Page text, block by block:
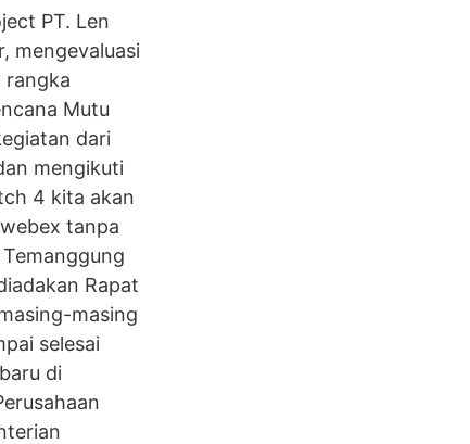
PT. Len
mengevaluasi
rangka
Mutu
dari
mengikuti
4 kita akan
tanpa
Rapat
masing
selesai
di